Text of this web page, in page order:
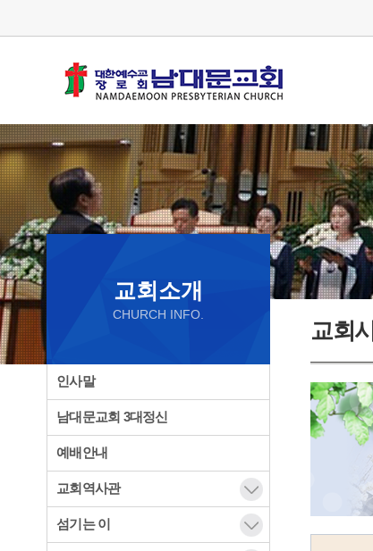
교회소개
CHURCH INFO.
인사말
남대문교회 3대정신
예배안내
교회역사관
섬기는 이
교회